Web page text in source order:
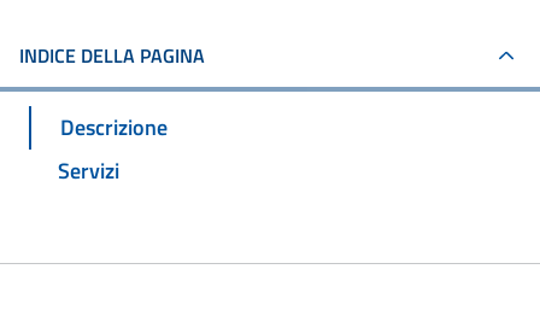
INDICE DELLA PAGINA
Descrizione
Servizi